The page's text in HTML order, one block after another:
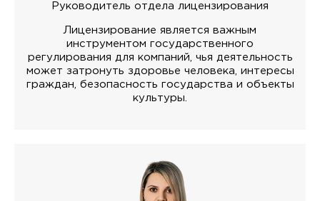
Руководитель отдела лицензирования
Лицензирование является важным
инструментом государственного
регулирования для компаний, чья деятельность
может затронуть здоровье человека, интересы
граждан, безопасность государства и объекты
культуры.